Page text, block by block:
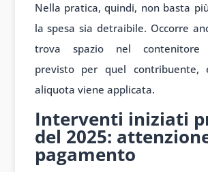
Nella pratica, quindi, non basta
la spesa sia detraibile. Occorre
trova spazio nel contenitore
previsto per quel contribuente,
aliquota viene applicata.
Interventi iniziati
del 2025:
pagamento